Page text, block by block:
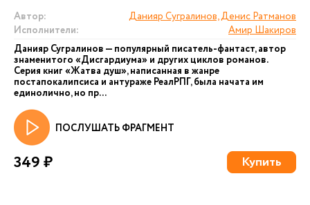
Автор:
Данияр Сугралинов, Денис Ратманов
Исполнители:
Амир Шакиров
Данияр Сугралинов — популярный писатель-фантаст, автор
знаменитого «Дисгардиума» и других циклов романов.
Серия книг «Жатва душ», написанная в жанре
постапокалипсиса и антураже РеалРПГ, была начата им
единолично, но пр...
ПОСЛУШАТЬ ФРАГМЕНТ
349 ₽ Купить